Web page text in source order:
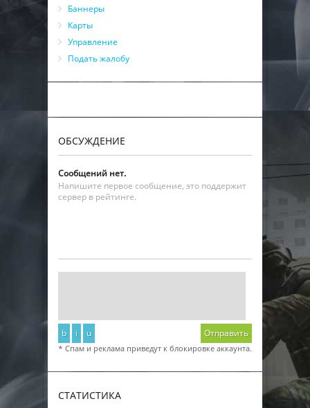
Баннеры
Карты
Управление
Подать жалобу
ОБСУЖДЕНИЕ
Сообщений нет.
Напишите первое сообщение, это поддержит
сервер в рейтинге.
b i u Отправить
* Спам и реклама приведут к блокировке аккаунта.
СТАТИСТИКА